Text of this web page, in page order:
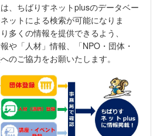
、ちばりすネットplusのデータベー
ットによる検索が可能になりま
多くの情報を提供できるよう、
や「人材」情報、「NPO・団体・
のご協力をお願いたします。